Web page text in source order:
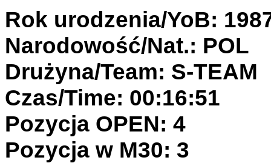
Rok urodzenia/YoB:
Narodowość/Nat.: POL
Drużyna/Team: S-TEAM
Czas/Time: 00:16:51
Pozycja OPEN: 4
Pozycja w M30: 3